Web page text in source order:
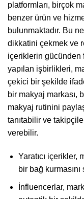
platformları, birçok
benzer ürün ve
bulunmaktadır. Bu
dikkatini çekmek ve
içeriklerin gücünden
yapılan işbirlikleri,
çekici bir şekilde
bir makyaj markası,
makyaj rutinini
tanıtabilir ve
verebilir.
Yaratıcı içerikler,
bir bağ kurmasını
İnfluencerlar,